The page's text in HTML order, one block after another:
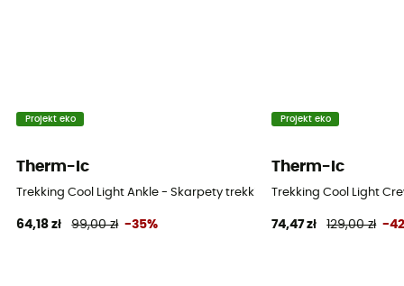
Projekt eko
Therm-Ic
Trekking Cool Light Ankle - Skarpety trekkingowe
64,18 zł 99,00 zł -35%
Projekt eko
Therm-Ic
Trekking Cool Light
74,47 zł 129,00 zł -